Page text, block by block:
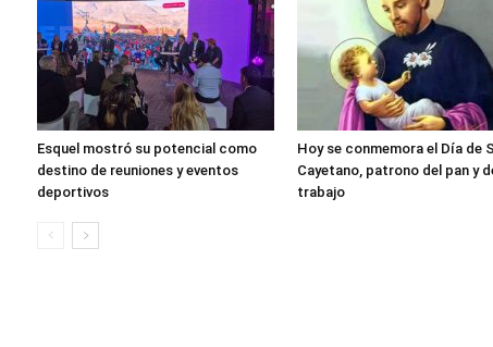
Esquel mostró su potencial como
destino de reuniones y eventos
deportivos
Hoy se conmemora el Día de
Cayetano, patrono del pan y
trabajo